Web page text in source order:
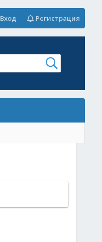
Вход Регистрация